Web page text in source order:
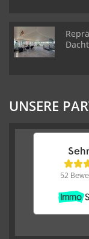
UNSERE